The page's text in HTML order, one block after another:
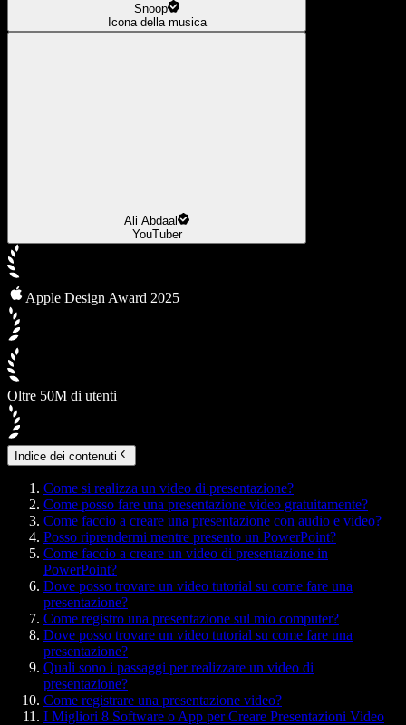
Snoop
Icona della musica
Ali Abdaal
YouTuber
Apple Design Award 2025
Oltre 50M di utenti
Indice dei contenuti
Come si realizza un video di presentazione?
Come posso fare una presentazione video gratuitamente?
Come faccio a creare una presentazione con audio e video?
Posso riprendermi mentre presento un PowerPoint?
Come faccio a creare un video di presentazione in
PowerPoint?
Dove posso trovare un video tutorial su come fare una
presentazione?
Come registro una presentazione sul mio computer?
Dove posso trovare un video tutorial su come fare una
presentazione?
Quali sono i passaggi per realizzare un video di
presentazione?
Come registrare una presentazione video?
I Migliori 8 Software o App per Creare Presentazioni Video